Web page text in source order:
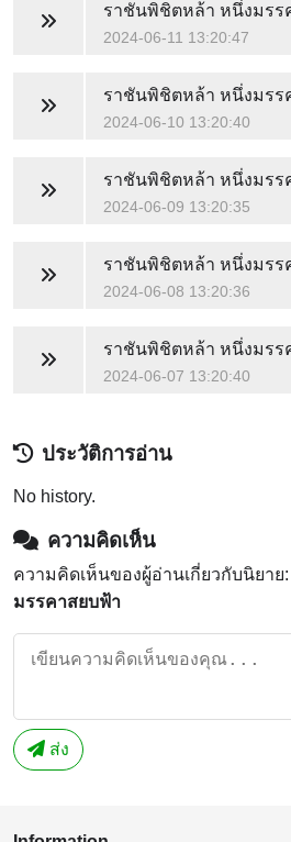
2024-06-11 13:20:47
2024-06-10 13:20:40
2024-06-09 13:20:35
2024-06-08 13:20:36
2024-06-07 13:20:40
ประวัติการอ่าน
No history.
ความคิดเห็น
ความคิดเห็นของผู้อ่านเกี่ยวกับนิยาย:
มรรคาสยบฟ้า
ส่ง